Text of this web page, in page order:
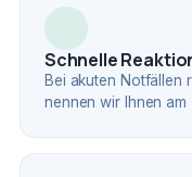
Schnelle
Bei akuten
nennen wir Ihnen am